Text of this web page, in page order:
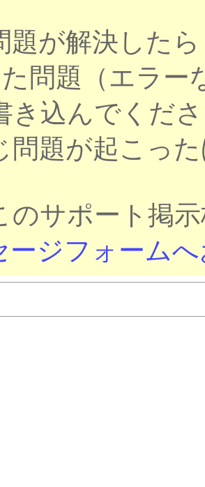
題が解決した
問題（エラー
き込んでくだ
が起こった
のサポート掲
ージフォーム